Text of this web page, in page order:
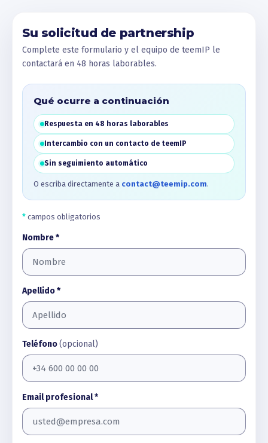
Su solicitud de partnership
Complete este formulario y el equipo de teemIP le
contactará en 48 horas laborables.
Qué ocurre a continuación
Respuesta en 48 horas laborables
Intercambio con un contacto de teemIP
Sin seguimiento automático
O escriba directamente a contact@teemip.com.
* campos obligatorios
Nombre *
Apellido *
Teléfono(opcional)
Email profesional *